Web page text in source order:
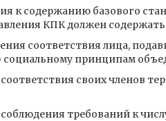
к содержанию базового
КПК должен содержать
соответствия лица,
принципам
своих членов
требований к